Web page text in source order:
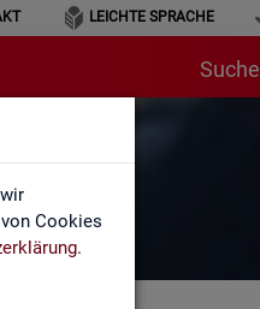
Cookies
.
LEICHTE SPRACHE
Suche